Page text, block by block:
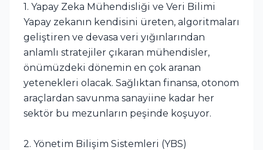
1. Yapay Zeka Mühendisliği ve Veri Bilimi
Yapay zekanın kendisini üreten, algoritmaları
geliştiren ve devasa veri yığınlarından
anlamlı stratejiler çıkaran mühendisler,
önümüzdeki dönemin en çok aranan
yetenekleri olacak. Sağlıktan finansa, otonom
araçlardan savunma sanayiine kadar her
sektör bu mezunların peşinde koşuyor.
2. Yönetim Bilişim Sistemleri (YBS)